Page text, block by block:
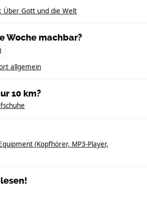
Über Gott und die Welt
Woche machbar?
allgemein
10 km?
(Kopfhörer, MP3-Player,